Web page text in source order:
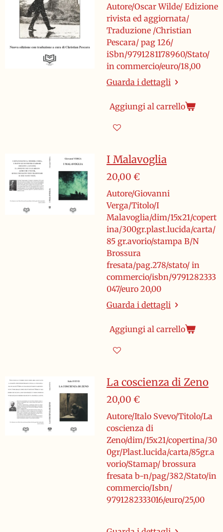
Autore/Oscar Wilde/ Edizione
rivista ed aggiornata/
Traduzione /Christian
Pescara/ pag 126/
iSbn/9791281178960/Stato/
in commercio/euro/18,00
Guarda i dettagli
Aggiungi al carrello
I Malavoglia
20,00 €
Autore/Giovanni
Verga/Titolo/I
Malavoglia/dim/15x21/copert
ina/300gr.plast.lucida/carta/
85 gr.avorio/stampa B/N
Brossura
fresata/pag.278/stato/ in
commercio/isbn/9791282333
047/euro 20,00
Guarda i dettagli
Aggiungi al carrello
La coscienza di Zeno
20,00 €
Autore/Italo Svevo/Titolo/La
coscienza di
Zeno/dim/15x21/copertina/30
0gr/Plast.lucida/carta/85gr.a
vorio/Stamap/ brossura
fresata b-n/pag/382/Stato/in
commercio/Isbn/
9791282333016/euro/25,00